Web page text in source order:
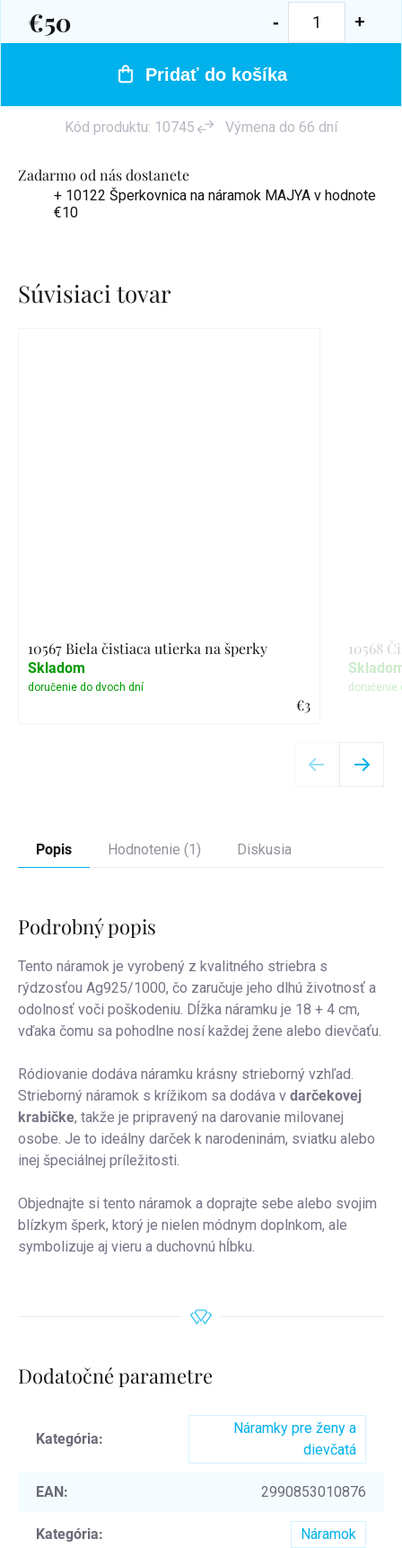
Zadarmo od nás dostanete
+ 10122 Šperkovnica na náramok MAJYA v hodnote
€10
€50
Jednotková
Pridať do košíka
Kód produktu: 10745 Výmena do 66 dní
Súvisiaci tovar
10567 Biela čistiaca utierka na šperky
€3
Skladom
10568
Popis Hodnotenie (1) Diskusia
Podrobný popis
Tento náramok je vyrobený z kvalitného striebra s
rýdzosťou Ag925/1000, čo zaručuje jeho dlhú životnosť a
odolnosť voči poškodeniu. Dĺžka náramku je 18 + 4 cm,
vďaka čomu sa pohodlne nosí každej žene alebo dievčaťu.
Ródiovanie dodáva náramku krásny strieborný vzhľad.
Strieborný náramok s krížikom sa dodáva v darčekovej
krabičke, takže je pripravený na darovanie milovanej
osobe. Je to ideálny darček k narodeninám, sviatku alebo
inej špeciálnej príležitosti.
Objednajte si tento náramok a doprajte sebe alebo svojim
blízkym šperk, ktorý je nielen módnym doplnkom, ale
symbolizuje aj vieru a duchovnú hĺbku.
Dodatočné parametre
Kategória:
Náramky pre ženy a
dievčatá
EAN: 2990853010876
Kategória: Náramok